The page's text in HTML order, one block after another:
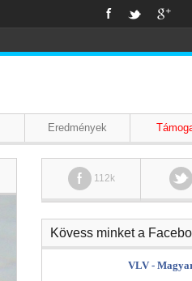
Eredmények
112k
Kövess minket a
VLV -